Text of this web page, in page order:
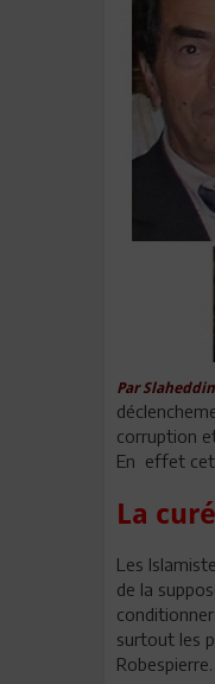
Par
corruption
En effet
La
Les
de la
surtout les
Robespierre.